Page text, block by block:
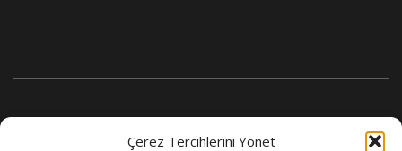
Çerez Tercihlerini Yönet